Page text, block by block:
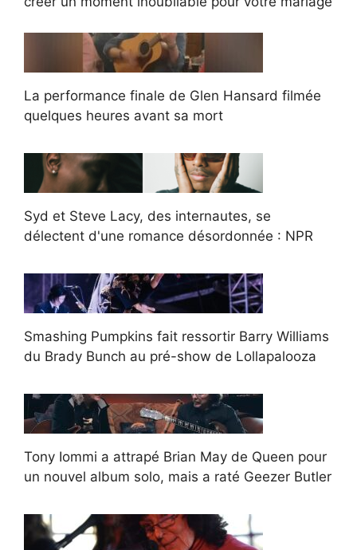
La performance finale de Glen Hansard filmée
quelques heures avant sa mort
Syd et Steve Lacy, des internautes, se
délectent d'une romance désordonnée : NPR
Smashing Pumpkins fait ressortir Barry Williams
du Brady Bunch au pré-show de Lollapalooza
Tony Iommi a attrapé Brian May de Queen pour
un nouvel album solo, mais a raté Geezer Butler